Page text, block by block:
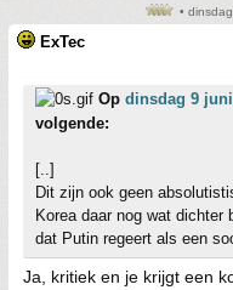
•
ExTec
Op dinsdag 9 juni
volgende:
[..]
Dit zijn ook geen
Korea daar nog wat dichter
dat Putin regeert als een
Ja, kritiek en je krijgt een